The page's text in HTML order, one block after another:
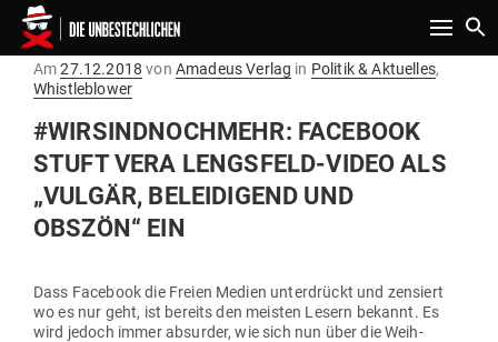
Toggle
AmGepostet
am
27.12.2018 von Amadeus Verlag in Politik & Aktuelles,
Whistleblower
#WIR­S­IND­NOCHMEHR: FACEBOOK
STUFT VERA LENGSFELD-VIDEO ALS
„VULGÄR, BELEI­DIGEND UND
OBSZÖN“ EIN
Dass Facebook die Freien Medien unter­drückt und zen­siert
wo es nur geht, ist bereits den meisten Lesern bekannt. Es
wird jedoch immer absurder, wie sich nun über die Weih­